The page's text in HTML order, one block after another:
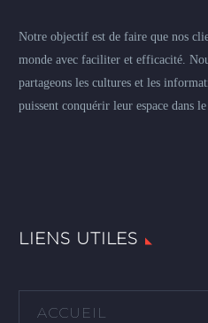
Notre objectif est de faire que nos
monde avec faciliter et efficacité.
partageons les cultures et les
puissent conquérir leur espace dans
LIENS UTILES
ACCUEIL